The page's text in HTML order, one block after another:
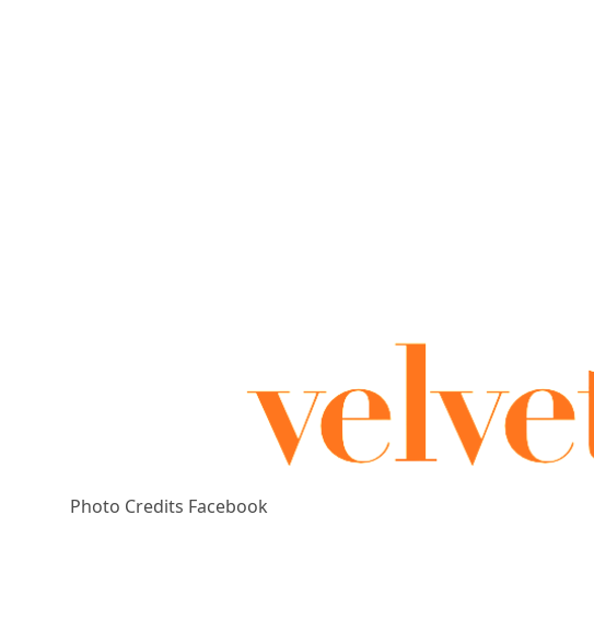
Photo Credits Facebook